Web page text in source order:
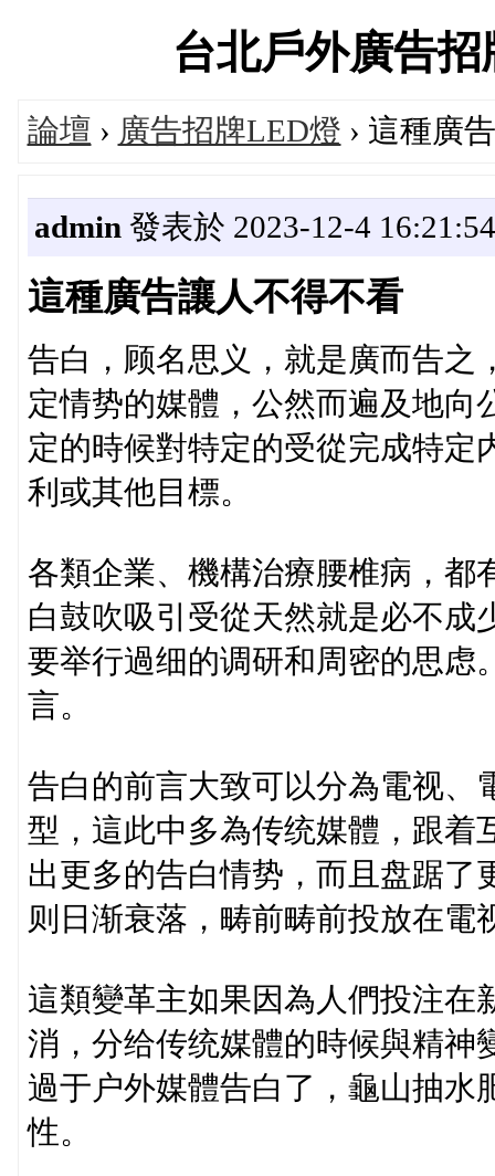
台北戶外廣告
論壇 › 廣告招牌LED燈 › 這種廣
admin 發表於 2023-12-4 16:21:54
這種廣告讓人不得不看
告白，顾名思义，就是廣而告之
定情势的媒體，公然而遍及地向
定的時候對特定的受從完成特定
利或其他目標。
各類企業、機構治療腰椎病，都
白鼓吹吸引受從天然就是必不成
要举行過细的调研和周密的思虑
言。
告白的前言大致可以分為電视、
型，這此中多為传统媒體，跟着
出更多的告白情势，而且盘踞了
则日渐衰落，畴前畴前投放在電
這類變革主如果因為人們投注在
消，分给传统媒體的時候與精神
過于户外媒體告白了，龜山抽水
性。